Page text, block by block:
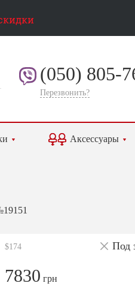
(050) 805-
Перезвонить?
Аксессуары
$174 Под
7830 грн